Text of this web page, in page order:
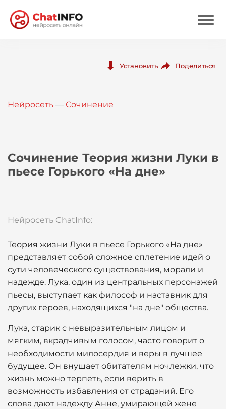
Вход
Установить Поделиться
Нейросеть — Сочинение
Сочинение Теория жизни Луки в
пьесе Горького «На дне»
Нейросеть ChatInfo:
Теория жизни Луки в пьесе Горького «На дне»
представляет собой сложное сплетение идей о
сути человеческого существования, морали и
надежде. Лука, один из центральных персонажей
пьесы, выступает как философ и наставник для
других героев, находящихся "на дне" общества.
Лука, старик с невыразительным лицом и
мягким, вкрадчивым голосом, часто говорит о
необходимости милосердия и веры в лучшее
будущее. Он внушает обитателям ночлежки, что
жизнь можно терпеть, если верить в
возможность избавления от страданий. Его
слова дают надежду Анне, умирающей жене